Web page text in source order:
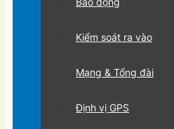
Kiểm soát ra vào
Mạng & Tổng đài
Định vị GPS